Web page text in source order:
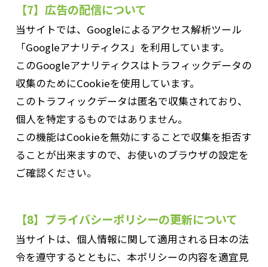
【7】広告の配信について
当サイトでは、Googleによるアクセス解析ツール
「Googleアナリティクス」を利用しています。
このGoogleアナリティクスはトラフィックデータの
収集のためにCookieを使用しています。
このトラフィックデータは匿名で収集されており、
個人を特定するものではありません。
この機能はCookieを無効にすることで収集を拒否す
ることが出来ますので、お使いのブラウザの設定を
ご確認ください。
【8】プライバシーポリシーの更新について
当サイトは、個人情報に関して適用される日本の法
令を遵守するとともに、本ポリシーの内容を適宜見